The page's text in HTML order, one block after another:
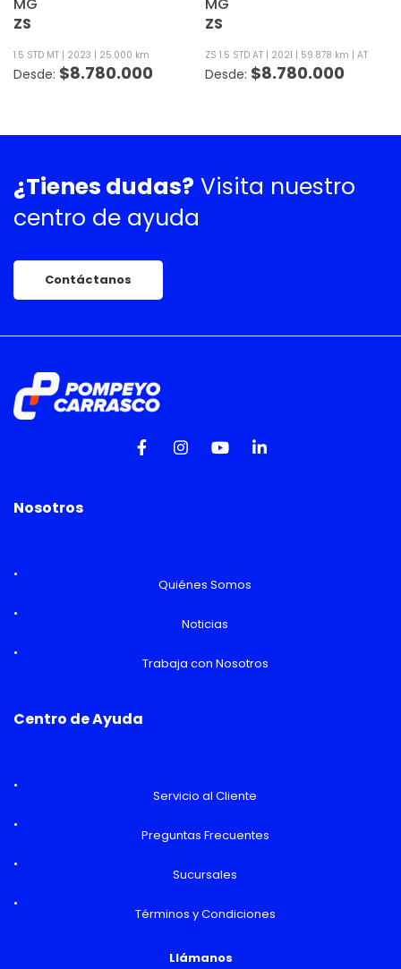
ZS
1.5 STD MT 2023 25.000 km
$8.780.000
ZS
ZS 1.5 STD AT 2021 59.878 km AT
$8.780.000
¿Tienes dudas? Visita nuestro
centro de ayuda
Contáctanos
Nosotros
Quiénes Somos
Noticias
Trabaja con Nosotros
Centro de Ayuda
Servicio al Cliente
Preguntas Frecuentes
Sucursales
Términos y Condiciones
Llámanos